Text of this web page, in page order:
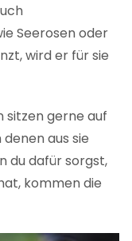
Seerosen oder
wird er für sie
sitzen gerne auf
aus sie
du dafür sorgst,
kommen die